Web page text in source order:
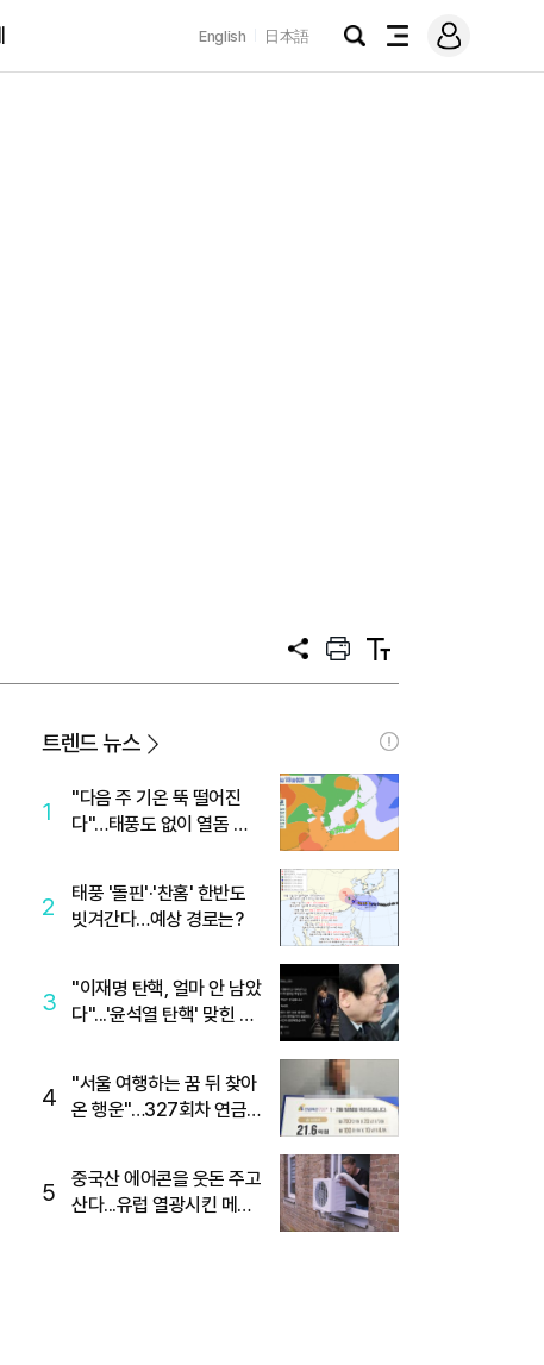
English 日本語
검
전
메
그
공
프
트
텍
트
트렌드 뉴스
1
"다음 주 기온 뚝 떨어진
다"…태풍도 없이 열돔 박
2
태풍 '돌핀'·'찬홈' 한반도
빗겨간다…예상 경로는?
3
"이재명 탄핵, 얼마 안 남았
다"...'윤석열 탄핵' 맞힌 무
4
"서울 여행하는 꿈 뒤 찾아
온 행운"…327회차 연금
5
중국산 에어콘을 웃돈 주고
산다...유럽 열광시킨 메이